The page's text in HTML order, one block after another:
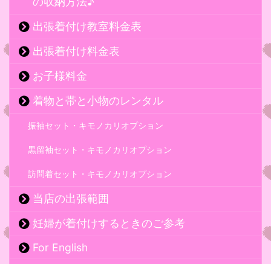
出張着付け教室料金表
出張着付け料金表
お子様料金
着物と帯と小物のレンタル
振袖セット・キモノカリオプション
黒留袖セット・キモノカリオプション
訪問着セット・キモノカリオプション
当店の出張範囲
妊婦が着付けするときのご参考
For English